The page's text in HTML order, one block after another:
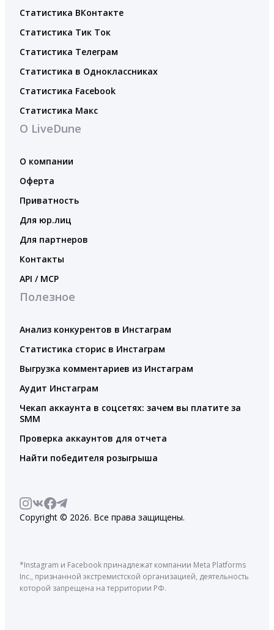
Статистика ВКонтакте
Статистика Тик Ток
Статистика Телеграм
Статистика в Одноклассниках
Статистика Facebook
Статистика Макс
О LiveDune
О компании
Оферта
Приватность
Для юр.лиц
Для партнеров
Контакты
API / MCP
Полезное
Анализ конкурентов в Инстаграм
Статистика сторис в Инстаграм
Выгрузка комментариев из Инстаграм
Аудит Инстаграм
Чекап аккаунта в соцсетях: зачем вы платите за
SMM
Проверка аккаунтов для отчета
Найти победителя розыгрыша
Copyright © 2026. Все права защищены.
*Instagram и Facebook принадлежат компании Meta Platforms
Inc., признанной экстремистской организацией, деятельность
которой запрещена на территории РФ.